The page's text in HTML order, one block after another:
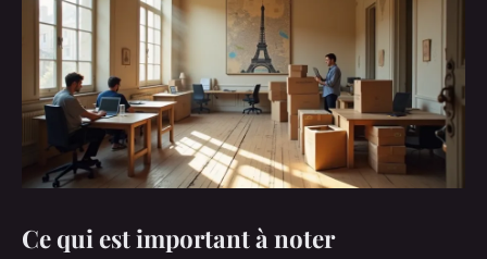
Ce qui est important à noter